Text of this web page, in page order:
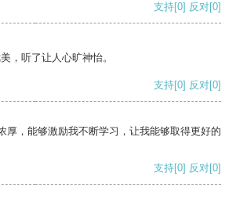
支持[0] 反对[0]
，听了让人心旷神怡。
支持[0] 反对[0]
厚，能够激励我不断学习，让我能够取得更好的
支持[0] 反对[0]